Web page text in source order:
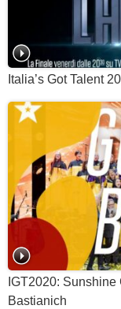
Italia’s Got Talent
IGT2020:
Bastianich